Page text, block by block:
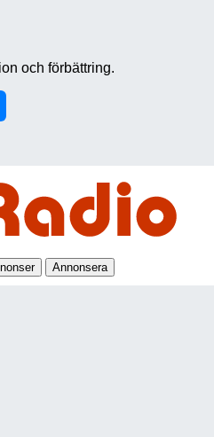
och förbättring.
Annonsera